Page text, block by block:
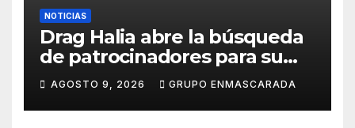
NOTICIAS
Drag Halia abre la búsqueda
de patrocinadores para su
participación en el Carnaval
de Las Palmas de Gran
Canaria 2027
AGOSTO 9, 2026 GRUPO ENMASCARADA